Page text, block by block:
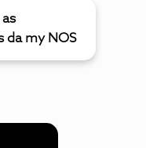
da my NOS